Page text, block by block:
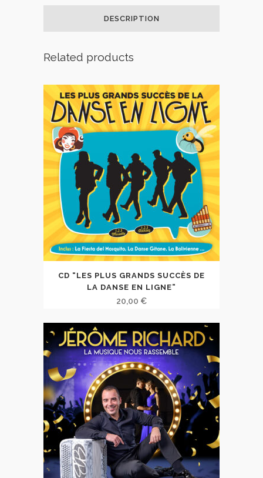
DESCRIPTION
Related products
CD “LES PLUS GRANDS SUCCÈS DE
LA DANSE EN LIGNE”
20,00 €